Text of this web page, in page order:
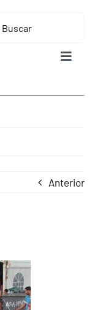
Toggle
Anterior